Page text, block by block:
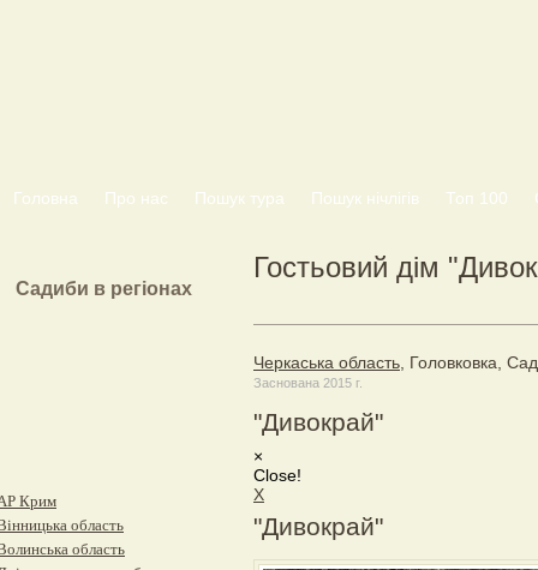
Головна Про нас Пошук тура Пошук нічлігів Топ 100
Гостьовий дім
Черкаська область , Головковка,
Заснована 2015 г.
"Дивокрай"
×
Close!
X
"Дивокрай"
Садиби в регіонах
Крим
область
область